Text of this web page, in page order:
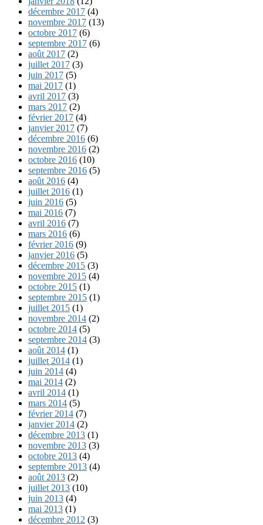
décembre 2017 (4)
novembre 2017 (13)
octobre 2017 (6)
septembre 2017 (6)
août 2017 (2)
juillet 2017 (3)
juin 2017 (5)
mai 2017 (1)
avril 2017 (3)
mars 2017 (2)
février 2017 (4)
janvier 2017 (7)
décembre 2016 (6)
novembre 2016 (2)
octobre 2016 (10)
septembre 2016 (5)
août 2016 (4)
juillet 2016 (1)
juin 2016 (5)
mai 2016 (7)
avril 2016 (7)
mars 2016 (6)
février 2016 (9)
janvier 2016 (5)
décembre 2015 (3)
novembre 2015 (4)
octobre 2015 (1)
septembre 2015 (1)
juillet 2015 (1)
novembre 2014 (2)
octobre 2014 (5)
septembre 2014 (3)
août 2014 (1)
juillet 2014 (1)
juin 2014 (4)
mai 2014 (2)
avril 2014 (1)
mars 2014 (5)
février 2014 (7)
janvier 2014 (2)
décembre 2013 (1)
novembre 2013 (3)
octobre 2013 (4)
septembre 2013 (4)
août 2013 (2)
juillet 2013 (10)
juin 2013 (4)
mai 2013 (1)
décembre 2012 (3)